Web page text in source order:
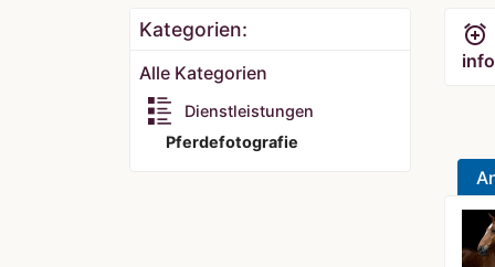
Kategorien:
Alle Kategorien
Dienstleistungen
Pferdefotografie
alarm_add